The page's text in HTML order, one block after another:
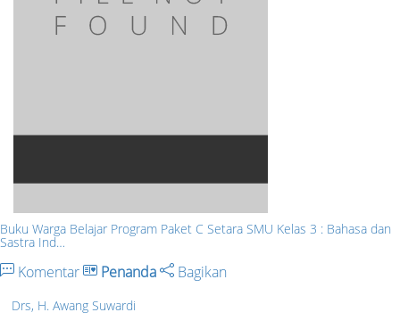
Buku Warga Belajar Program Paket C Setara SMU Kelas 3 : Bahasa dan
Sastra Ind…
Komentar Penanda Bagikan
Drs, H. Awang Suwardi